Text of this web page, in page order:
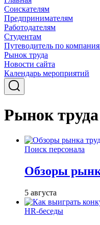
Соискателям
Предпринимателям
Работодателям
Студентам
Путеводитель по
Рынок труда
Новости сайта
Календарь мероприятий
Рынок труда
Поиск персонала
Обзоры
5 августа
HR-беседы